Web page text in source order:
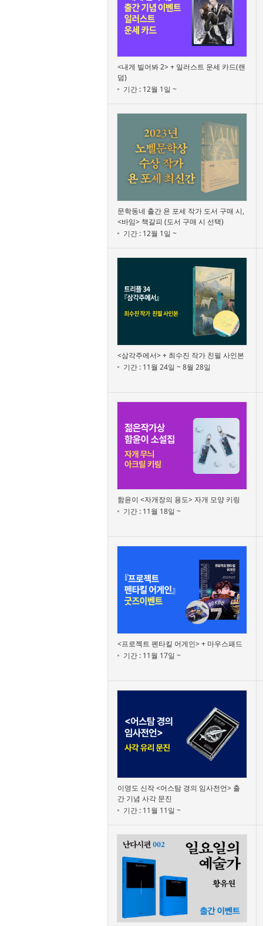
<내게 빌어봐 2> + 일러스트 운세 카드(랜
덤)
기간 : 12월 1일 ~
문학동네 출간 욘 포세 작가 도서 구매 시,
<바임> 책갈피 (도서 구매 시 선택)
기간 : 12월 1일 ~
<삼각주에서> + 최수진 작가 친필 사인본
기간 : 11월 24일 ~ 8월 28일
함윤이 <자개장의 용도> 자개 모양 키링
기간 : 11월 18일 ~
<프로젝트 펜타킬 어게인> + 마우스패드
기간 : 11월 17일 ~
이영도 신작 <어스탐 경의 임사전언> 출
간 기념 사각 문진
기간 : 11월 11일 ~